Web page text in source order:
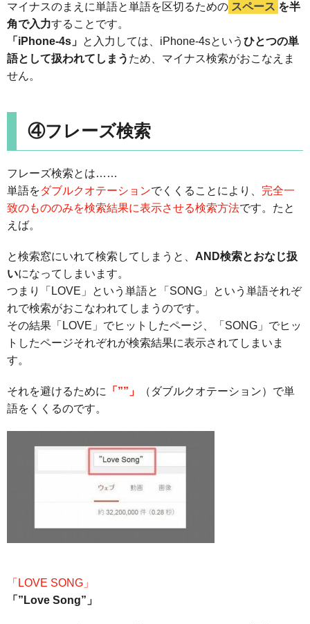
マイナスのまえに単語と単語を区切るための スペース を半
角で入力することです。
「iPhone-4s」 と入力しては、iPhone-4sという ひとつの単
語として扱われてしまう ため、マイナス検索がおこなえま
せん。
④フレーズ検索
フレーズ検索とは……
単語をダブルクオテーションでくくることにより、 完全一
致のもののみを検索結果に表示させる検索方法です。たと
えば。
と検索窓にいれて検索してしまうと、 AND検索とおなじ扱
いになってしまいます。
つまり「LOVE」という単語と「SONG」という単語それぞ
れで検索がおこなわれてしまうのです。
その結果「LOVE」でヒットしたページ、「SONG」でヒッ
トしたページそれぞれが検索結果に表示されてしまいま
す。
それを避けるために 「””」
（ダブルクオテーション）で単
語をくくるのです。
「LOVE SONG」
「”Love Song”」